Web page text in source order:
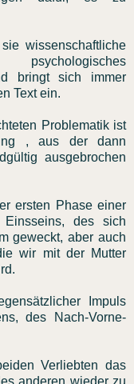
wissenschaftliche
psychologisches
bringt sich immer
Text ein.
Problematik ist
, aus der dann
ausgebrochen
ersten Phase einer
des sich
geweckt, aber auch
wir mit der Mutter
Impuls
des Nach-Vorne-
Verliebten das
anderen wieder zu